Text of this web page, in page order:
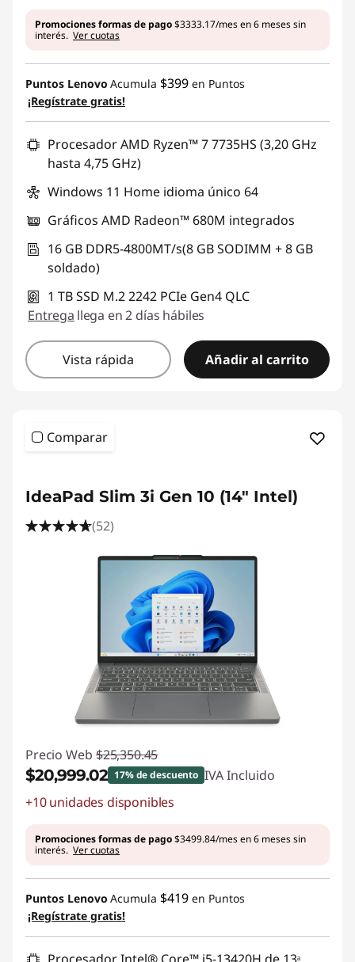
Promociones formas de pago$3333.17/mes en 6 meses sin
interés. Ver cuotas
Puntos Lenovo Acumula $399 en Puntos
¡Regístrate gratis!
Procesador AMD Ryzen™ 7 7735HS (3,20 GHz
hasta 4,75 GHz)
Windows 11 Home idioma único 64
Gráficos AMD Radeon™ 680M integrados
16 GB DDR5-4800MT/s(8 GB SODIMM + 8 GB
soldado)
1 TB SSD M.2 2242 PCIe Gen4 QLC
Entrega llega en 2 días hábiles
Vista rápida Añadir al carrito
Comparar
IdeaPad Slim 3i Gen 10 (14" Intel)
(52)
Precio Web $25,350.45
$20,999.02 17% de descuento IVA Incluido
Ahorros instantáneos :
+10 unidades disponibles
Promociones formas de pago$3499.84/mes en 6 meses sin
interés. Ver cuotas
Puntos Lenovo Acumula $419 en Puntos
¡Regístrate gratis!